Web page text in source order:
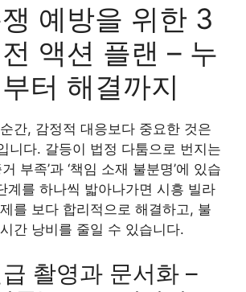
예방을 위한 3
액션 플랜 – 누
터 해결까지
간, 감정적 대응보다 중요한 것은
니다. 갈등이 법정 다툼으로 번지는
부족’과 ‘책임 소재 불분명’에 있습
계를 하나씩 밟아나가면 시흥 빌라
를 보다 합리적으로 해결하고, 불
간 낭비를 줄일 수 있습니다.
촬영과 문서화 –